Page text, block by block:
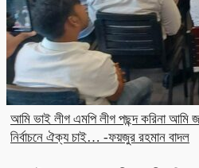
আমি ভাই লীগ এমপি লীগ পছন্দ করিনা আমি
নির্বাচনে ঐক্য চাই… -ফয়জুর রহমান বাদল